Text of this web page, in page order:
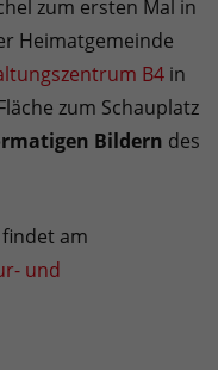
zum ersten Mal in
Heimatgemeinde
B4 in
zum Schauplatz
Bildern des
am
und